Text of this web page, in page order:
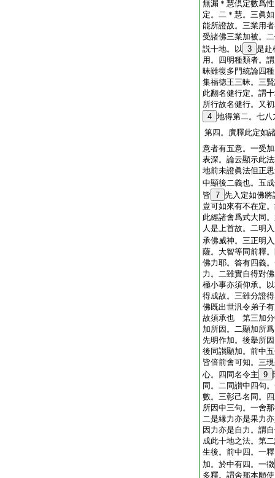
無漏＊慧倶定數爲
定。二＊慧。三眞
能所證故。三業用
受諸佛三業加被。
説十地。以 3 是赴
用。四明種類者。
昧雖復多門統論四
集福徳王三昧。三
此翻名健行定。謂
所行故名健行。又
4 地得第二。七
第四。廣釋此定如
意者有五意。一受
表深。論云顯示此
地前未證眞法但正
中顯後二義也。五
皆 7 先入定如佛將
豈可如來有不在定
此經諸會爲式大同
人是上首故。二明
承佛威神。三正明
薩。大智等同前釋
佛力耶。答有四義
力。二雖實自得對
極小事亦須仰承。
得成故。三雖分證
佛既出世汎令弟子
故須承也 第三加分
加所因。二顯加所
先明作加。後擧所
後同讃顯加。前中
皆倍前會可知。三
心。四同名令主 9
同。二同讃中四句
數。三彰己名同。
所因中三句。一舍
二是縁力亦是果力
因力亦是自力。謂
成此十地之法。第
生後。前中四。一
加。於中有四。一徴
多釋。謂舍那本願